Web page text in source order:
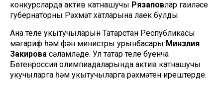
конкурсларда актив катнашучы Рязаповлар гаиләсе
губернаторның Рәхмәт хатларына лаек булды.
Ана теле укытучыларын Татарстан Республикасы
мәгариф һәм фән министры урынбасары Минзәлия
Закирова сәламләде. Ул татар теле буенча
Бөтенроссия олимпиадаларында актив катнашучы
укучыларга һәм укытучыларга рәхмәтен ирештерде.